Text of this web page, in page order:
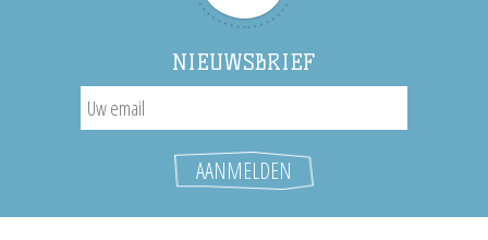
NIEUWSBRIEF